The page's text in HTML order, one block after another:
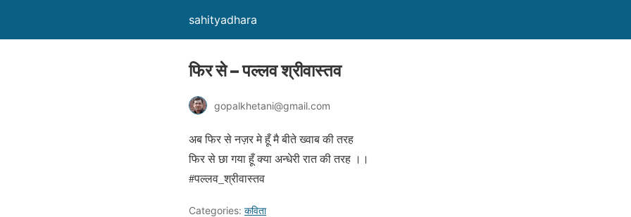
sahityadhara
फिर से – पल्लव श्रीवास्तव
gopalkhetani@gmail.com
अब फिर से नज़र मे हूँ मै बीते ख्वाब की तरह
फिर से छा गया हूँ क्या अन्धेरी रात की तरह ।।
#पल्लव_श्रीवास्तव
Categories: कविता